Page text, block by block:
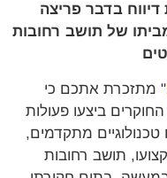
בדבר פריצה
של תושב רחובות
" מתזכרת אתכם כי
ביצעו פעולות
מתקדמים,
תושב רחובות